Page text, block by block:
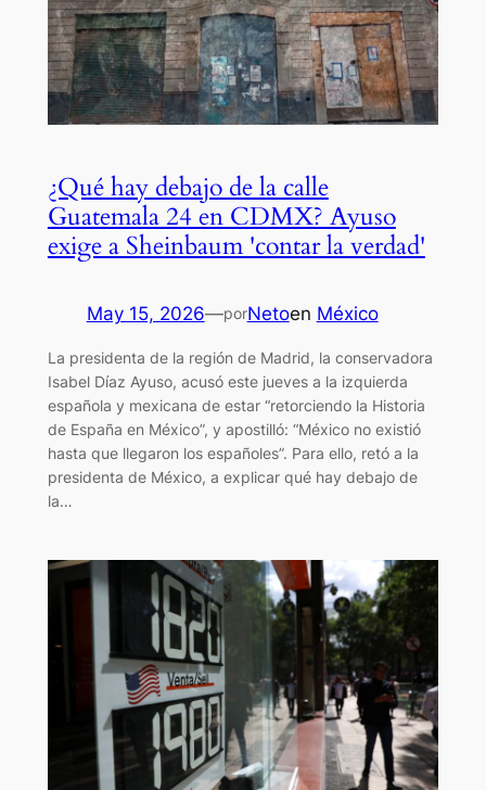
¿Qué hay debajo de la calle
Guatemala 24 en CDMX? Ayuso
exige a Sheinbaum 'contar la verdad'
May 15, 2026—porNetoen México
La presidenta de la región de Madrid, la conservadora
Isabel Díaz Ayuso, acusó este jueves a la izquierda
española y mexicana de estar “retorciendo la Historia
de España en México”, y apostilló: “México no existió
hasta que llegaron los españoles”. Para ello, retó a la
presidenta de México, a explicar qué hay debajo de
la…